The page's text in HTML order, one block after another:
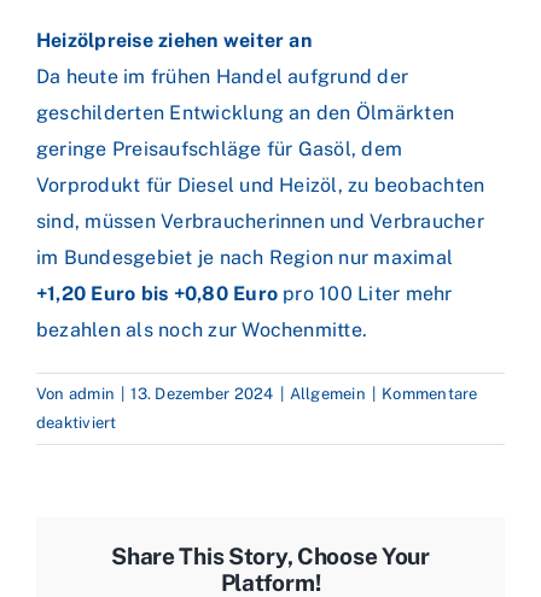
Heizölpreise ziehen weiter an
Da heute im frühen Handel aufgrund der
geschilderten Entwicklung an den Ölmärkten
geringe Preisaufschläge für Gasöl, dem
Vorprodukt für Diesel und Heizöl, zu beobachten
sind, müssen Verbraucherinnen und Verbraucher
im Bundesgebiet je nach Region nur maximal
+1,20 Euro bis +0,80 Euro pro 100 Liter mehr
bezahlen als noch zur Wochenmitte.
Von admin 13. Dezember 2024 Allgemein
Kommentare
deaktiviertfür
EU
Russlands
Share This Story, Choose Your
Platform!